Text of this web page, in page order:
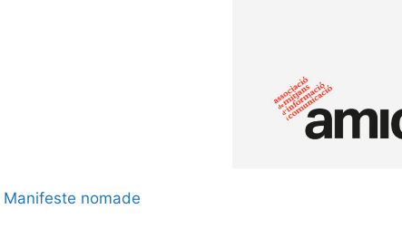
Manifeste nomade